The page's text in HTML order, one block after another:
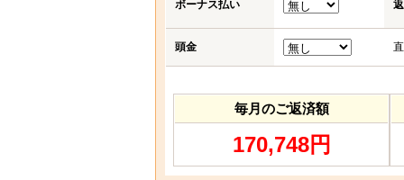
ボーナス払い
頭金
毎月のご返済額
170,748円